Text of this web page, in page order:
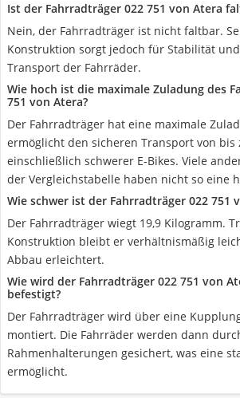
Ist der Fahrradträger 022 751 von Atera
Nein, der Fahrradträger ist nicht faltbar.
Konstruktion sorgt jedoch für Stabilität
Transport der Fahrräder.
Wie hoch ist die maximale Zuladung des
751 von Atera?
Der Fahrradträger hat eine maximale
ermöglicht den sicheren Transport von bis
einschließlich schwerer E-Bikes. Viele
der Vergleichstabelle haben nicht so eine
Wie schwer ist der Fahrradträger 022 751
Der Fahrradträger wiegt 19,9 Kilogramm.
Konstruktion bleibt er verhältnismäßig
Abbau erleichtert.
Wie wird der Fahrradträger 022 751 von
befestigt?
Der Fahrradträger wird über eine
montiert. Die Fahrräder werden dann
Rahmenhalterungen gesichert, was eine
ermöglicht.